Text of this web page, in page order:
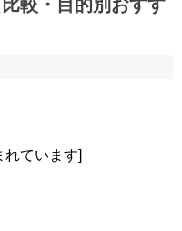
較・目的別おすす
れています]